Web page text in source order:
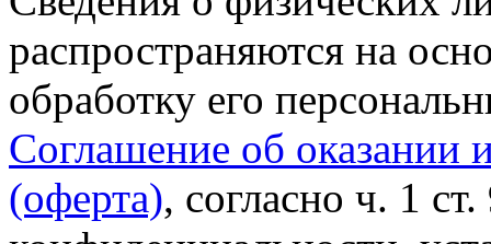
распространяются на
обработку его
Соглашение об оказании
(оферта), согласно ч. 1